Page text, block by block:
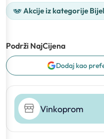
Akcije iz kategorije
Podrži NajCijena
Dodaj kao
Vinkoprom